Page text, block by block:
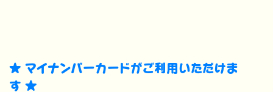
★ マイナンバーカードがご利用いただけま
す ★